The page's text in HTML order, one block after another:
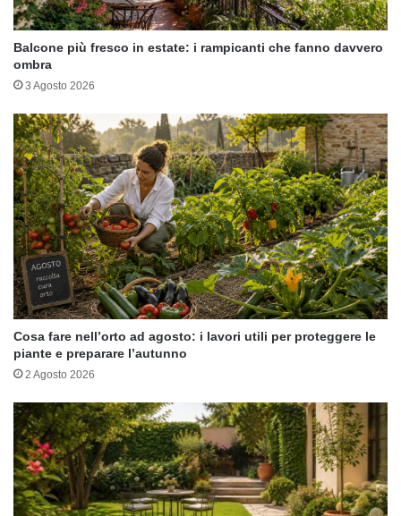
Balcone più fresco in estate: i rampicanti che fanno davvero
ombra
3 Agosto 2026
Cosa fare nell’orto ad agosto: i lavori utili per proteggere le
piante e preparare l’autunno
2 Agosto 2026